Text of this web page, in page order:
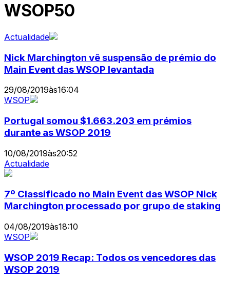
WSOP50
Actualidade
Nick Marchington vê suspensão de prémio do
Main Event das WSOP levantada
29/08/2019às16:04
WSOP
Portugal somou $1.663.203 em prémios
durante as WSOP 2019
10/08/2019às20:52
Actualidade
7º Classificado no Main Event das WSOP Nick
Marchington processado por grupo de staking
04/08/2019às18:10
WSOP
WSOP 2019 Recap: Todos os vencedores das
WSOP 2019